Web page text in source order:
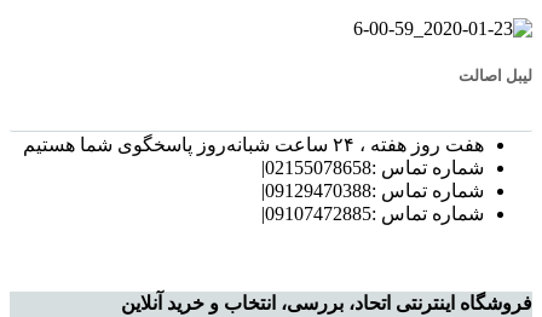
لیبل اصالت
هفت روز هفته ، ۲۴ ساعت شبانه‌روز پاسخگوی شما هستیم
شماره تماس :02155078658|
شماره تماس :09129470388|
شماره تماس :09107472885|
فروشگاه اینترنتی اتحاد، بررسی، انتخاب و خرید آنلاین